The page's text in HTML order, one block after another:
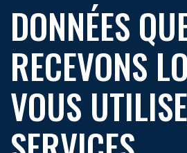
DONNÉES
RECEVONS
VOUS